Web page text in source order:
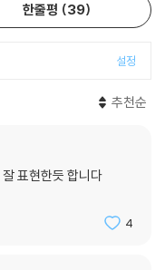
과세!
축펀드 전환 시 세액공제!
한줄평 39
설정
추천순
표현한듯 합니다
4